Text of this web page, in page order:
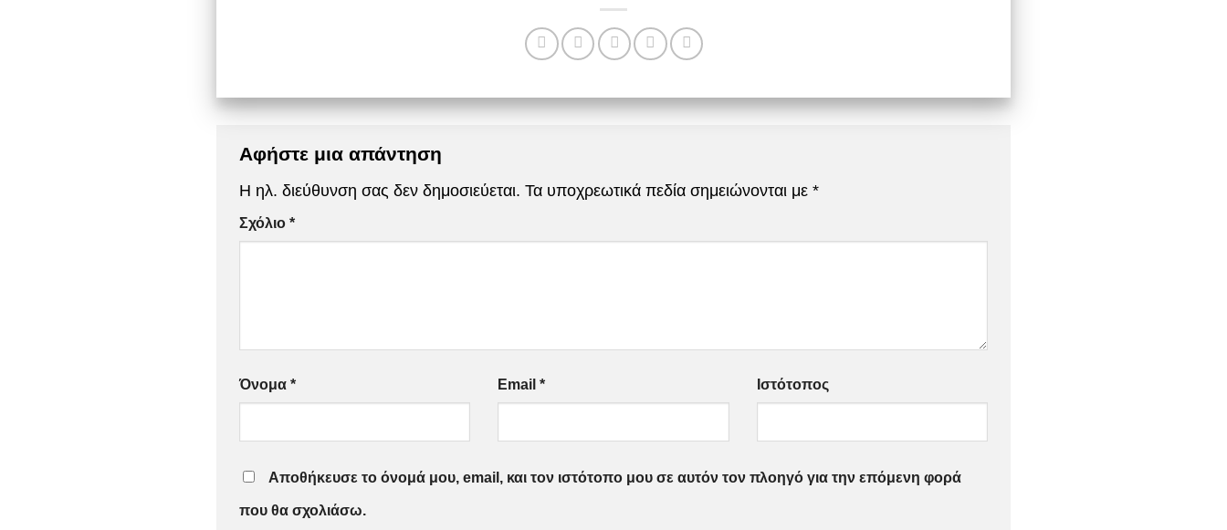
Αφήστε μια απάντηση
Η ηλ. διεύθυνση σας δεν δημοσιεύεται. Τα υποχρεωτικά πεδία σημειώνονται με *
Σχόλιο *
Όνομα * Email* Ιστότοπος
Αποθήκευσε το όνομά μου, email, και τον ιστότοπο μου σε αυτόν τον πλοηγό για την επόμενη φορά
που θα σχολιάσω.